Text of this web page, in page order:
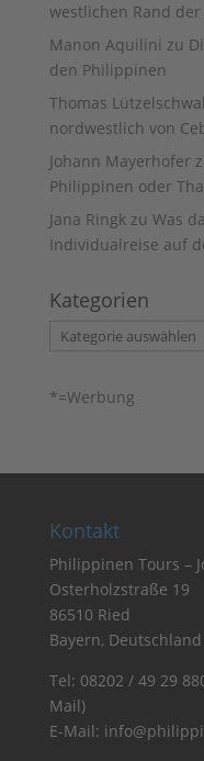
westlichen Rand der
Manon Aquilini zu
den Philippinen
Thomas
nordwestlich von
Johann Mayerhofer
Philippinen oder
Jana Ringkzu Was
Individualreise auf
Kategorien
Kategorien
*=Werbung
Kontakt
Philippinen Tours –
Osterholzstraße 19
86510 Ried
Bayern, Deutschland
Tel: 08202 / 49 29
Mail)
E-Mail: